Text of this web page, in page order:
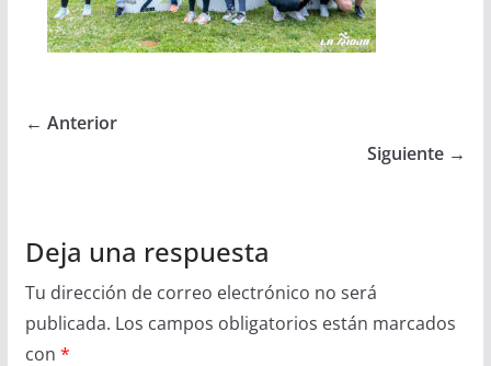
← Anterior
Siguiente →
Deja una respuesta
Tu dirección de correo electrónico no será
publicada. Los campos obligatorios están marcados
con *